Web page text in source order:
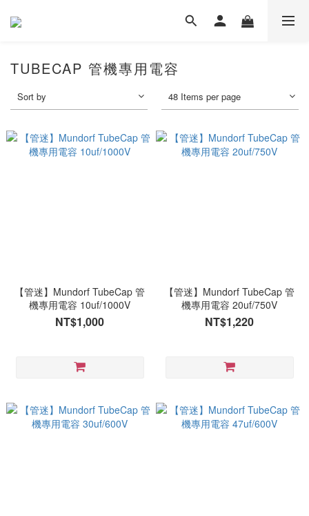
TUBECAP 管機專用電容
Sort by 48 Items per page
【管迷】Mundorf TubeCap 管
機專用電容 10uf/1000V
NT$1,000
【管迷】Mundorf TubeCap 管
機專用電容 20uf/750V
NT$1,220